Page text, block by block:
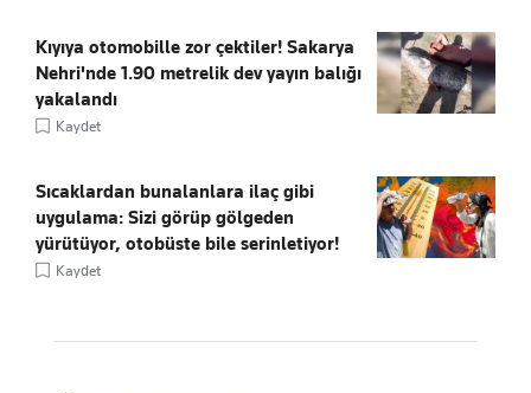
Kıyıya otomobille zor çektiler! Sakarya
Nehri'nde 1.90 metrelik dev yayın balığı
yakalandı
Kaydet
Sıcaklardan bunalanlara ilaç gibi
uygulama: Sizi görüp gölgeden
yürütüyor, otobüste bile serinletiyor!
Kaydet